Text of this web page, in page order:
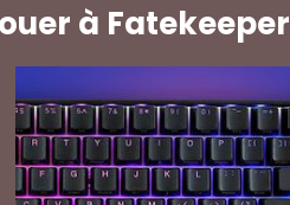
à Fatekeeper